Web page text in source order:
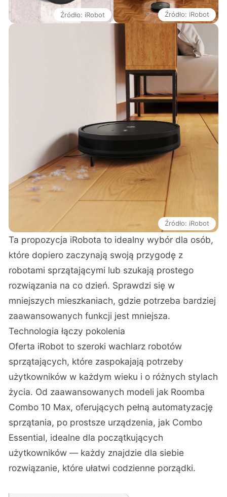
Źródło: iRobot Źródło: iRobot
Źródło: iRobot
Ta propozycja iRobota to idealny wybór dla osób,
które dopiero zaczynają swoją przygodę z
robotami sprzątającymi lub szukają prostego
rozwiązania na co dzień. Sprawdzi się w
mniejszych mieszkaniach, gdzie potrzeba bardziej
zaawansowanych funkcji jest mniejsza.
Technologia łączy pokolenia
Oferta iRobot to szeroki wachlarz robotów
sprzątających, które zaspokajają potrzeby
użytkowników w każdym wieku i o różnych stylach
życia. Od zaawansowanych modeli jak Roomba
Combo 10 Max, oferujących pełną automatyzację
sprzątania, po prostsze urządzenia, jak Combo
Essential, idealne dla początkujących
użytkowników — każdy znajdzie dla siebie
rozwiązanie, które ułatwi codzienne porządki.